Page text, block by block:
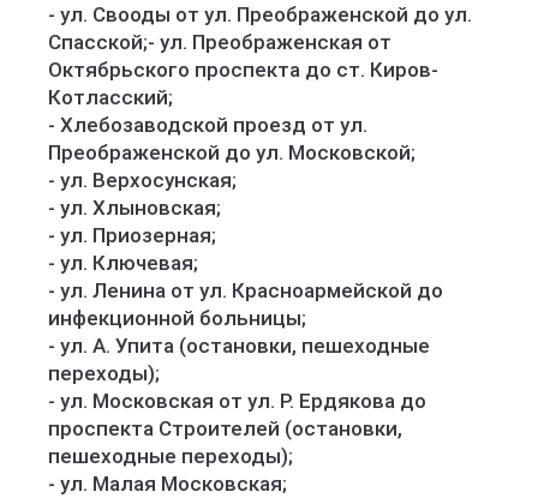
- ул. Свооды от ул. Преображенской до ул.
Спасской;- ул. Преображенская от
Октябрьского проспекта до ст. Киров-
Котласский;
- Хлебозаводской проезд от ул.
Преображенской до ул. Московской;
- ул. Верхосунская;
- ул. Хлыновская;
- ул. Приозерная;
- ул. Ключевая;
- ул. Ленина от ул. Красноармейской до
инфекционной больницы;
- ул. А. Упита (остановки, пешеходные
переходы);
- ул. Московская от ул. Р. Ердякова до
проспекта Строителей (остановки,
пешеходные переходы);
- ул. Малая Московская;